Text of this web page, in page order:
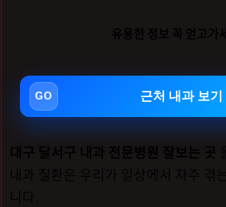
유용한 정보 꼭 얻고가
근처 내과 보기
대구 달서구 내과 전문병원 잘보는 곳
내과 질환은 우리가 일상에서 자주 겪
니다.